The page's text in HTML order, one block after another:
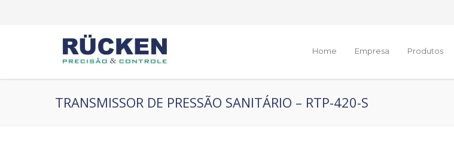
Home Empresa Produtos
TRANSMISSOR DE PRESSÃO SANITÁRIO – RTP-420-S